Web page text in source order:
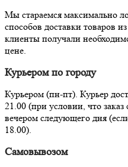
Мы стараемся максимально
способов доставки товаров
клиенты получали
цене.
Курьером по городу
Курьером (пн-пт). Курьер
21.00 (при условии, что
вечером следующего дня
18.00).
Самовывозом